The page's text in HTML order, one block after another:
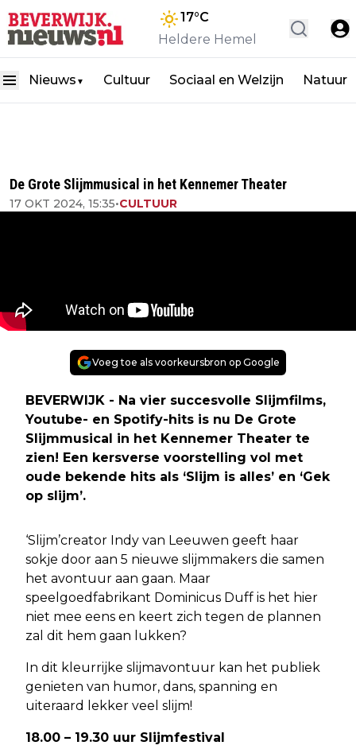
17°C
Heldere Hemel
Nieuws ▼ Cultuur Sociaal en Welzijn Natuur
De Grote Slijmmusical in het Kennemer Theater
17 OKT 2024, 15:35•CULTUUR
Voeg toe als voorkeursbron op Google
BEVERWIJK - Na vier succesvolle Slijmfilms,
Youtube- en Spotify-hits is nu De Grote
Slijmmusical in het Kennemer Theater te
zien! Een kersverse voorstelling vol met
oude bekende hits als ‘Slijm is alles’ en ‘Gek
op slijm’.
‘Slijm’creator Indy van Leeuwen geeft haar
sokje door aan 5 nieuwe slijmmakers die samen
het avontuur aan gaan. Maar
speelgoedfabrikant Dominicus Duff is het hier
niet mee eens en keert zich tegen de plannen
zal dit hem gaan lukken?
In dit kleurrijke slijmavontuur kan het publiek
genieten van humor, dans, spanning en
uiteraard lekker veel slijm!
18.00 – 19.30 uur Slijmfestival